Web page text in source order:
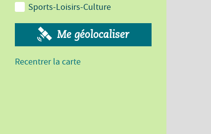
Sports-Loisirs-Culture
Me géolocaliser
Recentrer la carte